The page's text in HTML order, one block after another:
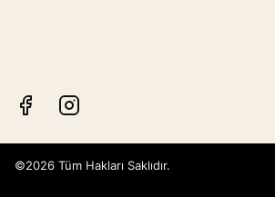
©2026 Tüm Hakları Saklıdır.